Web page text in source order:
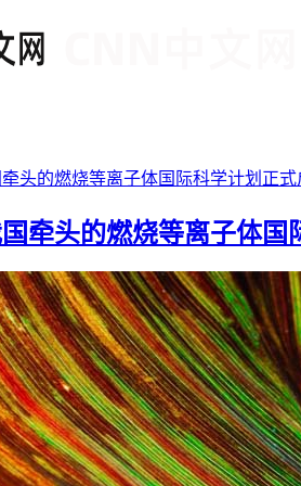
牵头的燃烧等离子体国